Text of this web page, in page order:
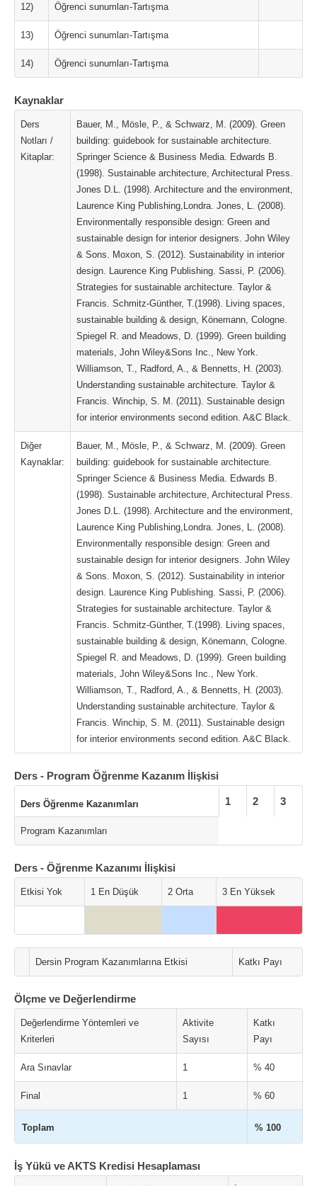
12) Öğrenci sunumları-Tartışma
13) Öğrenci sunumları-Tartışma
14) Öğrenci sunumları-Tartışma
Kaynaklar
Ders
Notları /
Kitaplar:
Bauer, M., Mösle, P., & Schwarz, M. (2009). Green
building: guidebook for sustainable architecture.
Springer Science & Business Media. Edwards B.
(1998). Sustainable architecture, Architectural Press.
Jones D.L. (1998). Architecture and the environment,
Laurence King Publishing,Londra. Jones, L. (2008).
Environmentally responsible design: Green and
sustainable design for interior designers. John Wiley
& Sons. Moxon, S. (2012). Sustainability in interior
design. Laurence King Publishing. Sassi, P. (2006).
Strategies for sustainable architecture. Taylor &
Francis. Schmitz-Günther, T.(1998). Living spaces,
sustainable building & design, Könemann, Cologne.
Spiegel R. and Meadows, D. (1999). Green building
materials, John Wiley&Sons Inc., New York.
Williamson, T., Radford, A., & Bennetts, H. (2003).
Understanding sustainable architecture. Taylor &
Francis. Winchip, S. M. (2011). Sustainable design
for interior environments second edition. A&C Black.
Diğer
Kaynaklar:
Bauer, M., Mösle, P., & Schwarz, M. (2009). Green
building: guidebook for sustainable architecture.
Springer Science & Business Media. Edwards B.
(1998). Sustainable architecture, Architectural Press.
Jones D.L. (1998). Architecture and the environment,
Laurence King Publishing,Londra. Jones, L. (2008).
Environmentally responsible design: Green and
sustainable design for interior designers. John Wiley
& Sons. Moxon, S. (2012). Sustainability in interior
design. Laurence King Publishing. Sassi, P. (2006).
Strategies for sustainable architecture. Taylor &
Francis. Schmitz-Günther, T.(1998). Living spaces,
sustainable building & design, Könemann, Cologne.
Spiegel R. and Meadows, D. (1999). Green building
materials, John Wiley&Sons Inc., New York.
Williamson, T., Radford, A., & Bennetts, H. (2003).
Understanding sustainable architecture. Taylor &
Francis. Winchip, S. M. (2011). Sustainable design
for interior environments second edition. A&C Black.
Ders - Program Öğrenme Kazanım İlişkisi
Ders Öğrenme Kazanımları 1 2 3
Program Kazanımları
Ders - Öğrenme Kazanımı İlişkisi
Etkisi Yok 1 En Düşük 2 Orta 3 En Yüksek
Dersin Program Kazanımlarına Etkisi Katkı Payı
Ölçme ve Değerlendirme
Değerlendirme Yöntemleri ve
Kriterleri
Aktivite
Sayısı
Katkı
Payı
Ara Sınavlar 1 % 40
Final 1 % 60
Toplam % 100
İş Yükü ve AKTS Kredisi Hesaplaması